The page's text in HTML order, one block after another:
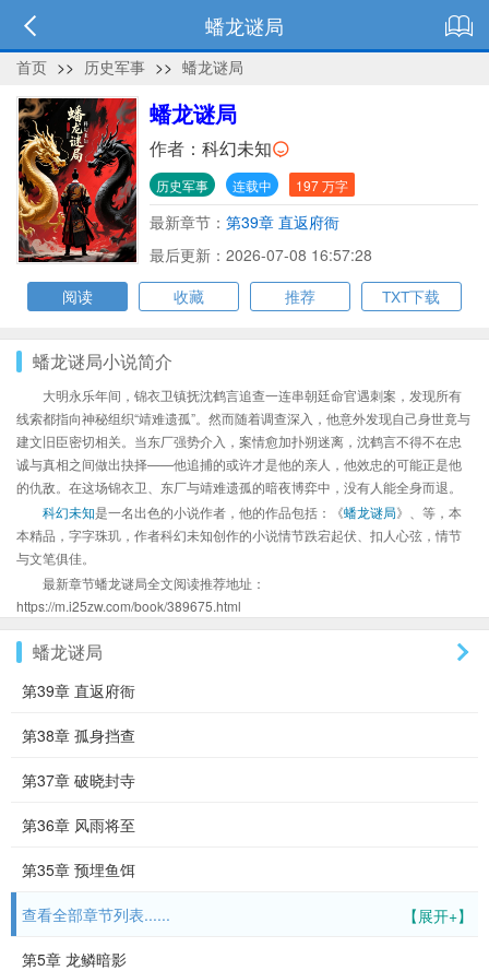
蟠龙谜局
首页 >> 历史军事 >> 蟠龙谜局
蟠龙谜局
作者： 科幻未知
历史军事 连载中 197 万字
最新章节： 第39章 直返府衙
最后更新：2026-07-08 16:57:28
阅读
收藏 推荐 TXT下载
蟠龙谜局小说简介
大明永乐年间，锦衣卫镇抚沈鹤言追查一连串朝廷命官遇刺案，发现所有
线索都指向神秘组织“靖难遗孤”。然而随着调查深入，他意外发现自己身世竟与
建文旧臣密切相关。当东厂强势介入，案情愈加扑朔迷离，沈鹤言不得不在忠
诚与真相之间做出抉择——他追捕的或许才是他的亲人，他效忠的可能正是他
的仇敌。在这场锦衣卫、东厂与靖难遗孤的暗夜博弈中，没有人能全身而退。
科幻未知是一名出色的小说作者，他的作品包括：《蟠龙谜局》、等，本
本精品，字字珠玑，作者科幻未知创作的小说情节跌宕起伏、扣人心弦，情节
与文笔俱佳。
最新章节蟠龙谜局全文阅读推荐地址：
https://m.i25zw.com/book/389675.html
蟠龙谜局
第39章 直返府衙
第38章 孤身挡查
第37章 破晓封寺
第36章 风雨将至
第35章 预埋鱼饵
【展开+】
查看全部章节列表......
第5章 龙鳞暗影